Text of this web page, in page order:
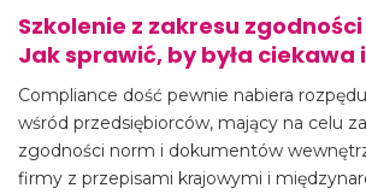
Szkolenie z zakresu
Jak sprawić, by była ciekawa
Compliance dość pewnie nabiera
wśród przedsiębiorców, mający na celu
zgodności norm i dokumentów
firmy z przepisami krajowymi i